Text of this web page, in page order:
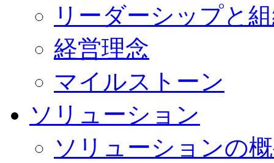
リーダーシップと
経営理念
マイルストーン
ソリューション
ソリューションの